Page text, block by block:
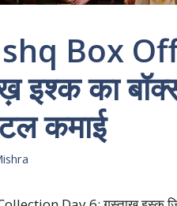
Box
इश्क का
कमाई